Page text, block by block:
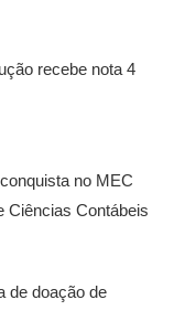
recebe nota 4
no MEC
Ciências Contábeis
de doação de